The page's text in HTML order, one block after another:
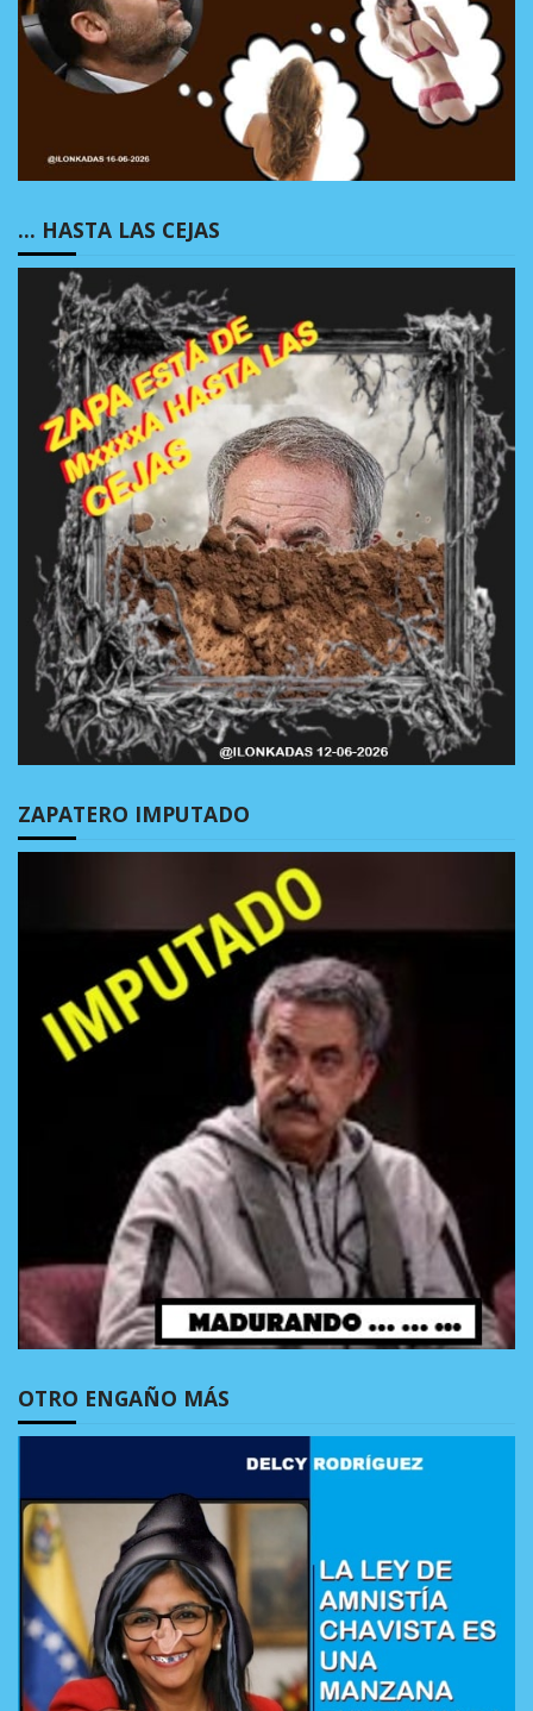
… HASTA LAS CEJAS
ZAPATERO IMPUTADO
OTRO ENGAÑO MÁS